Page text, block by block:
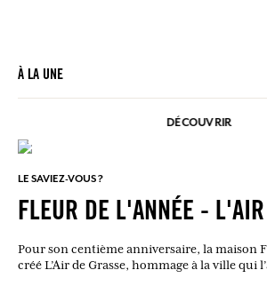
À LA UNE
DÉCOUVRIR
LE SAVIEZ-VOUS ?
FLEUR DE L'ANNÉE - L'AIR
Pour son centième anniversaire, la maison
créé L’Air de Grasse, hommage à la ville qui